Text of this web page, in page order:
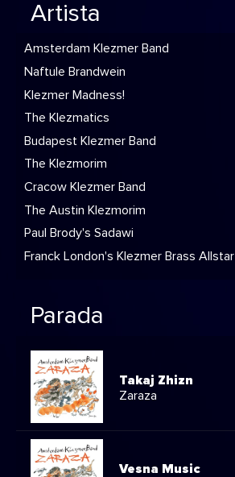
Artista
Amsterdam Klezmer Band
Naftule Brandwein
Klezmer Madness!
The Klezmatics
Budapest Klezmer Band
The Klezmorim
Cracow Klezmer Band
The Austin Klezmorim
Paul Brody's Sadawi
Franck London's Klezmer Brass Allstar
Parada
Takaj Zhizn
Zaraza
Vesna Music